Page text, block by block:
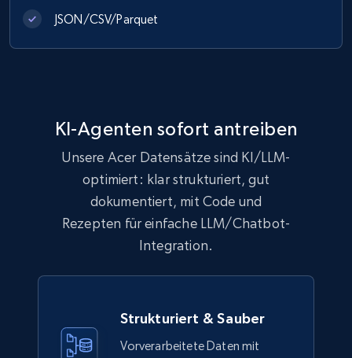
991+
Model number, Gtin ean pn, Product name, and
more.
eCommerce
162+
Ikea - Products
Description, In stock, Color, Size, Reviews
JSON/CSV/Parquet
KI-Agenten sofort antreiben
Unsere Acer Datensätze sind KI/LLM-
optimiert: klar strukturiert, gut
dokumentiert, mit Code und
Rezepten für einfache LLM/Chatbot-
Integration.
Strukturiert & Sauber
Vorverarbeitete Daten mit